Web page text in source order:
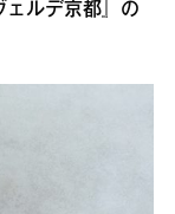
ェルデ京都』の